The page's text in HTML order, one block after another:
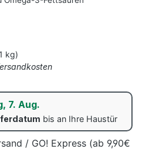
kg)
7. Aug.
bis an Ihre Haustür
/ GO! Express (ab 9,90€